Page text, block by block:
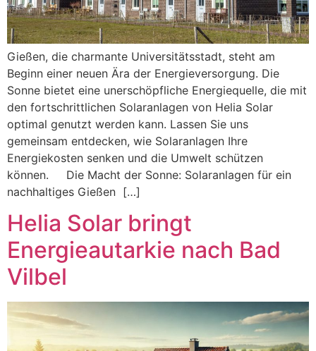
Gießen, die charmante Universitätsstadt, steht am
Beginn einer neuen Ära der Energieversorgung. Die
Sonne bietet eine unerschöpfliche Energiequelle, die mit
den fortschrittlichen Solaranlagen von Helia Solar
optimal genutzt werden kann. Lassen Sie uns
gemeinsam entdecken, wie Solaranlagen Ihre
Energiekosten senken und die Umwelt schützen
können. Die Macht der Sonne: Solaranlagen für ein
nachhaltiges Gießen […]
Helia Solar bringt
Energieautarkie nach Bad
Vilbel